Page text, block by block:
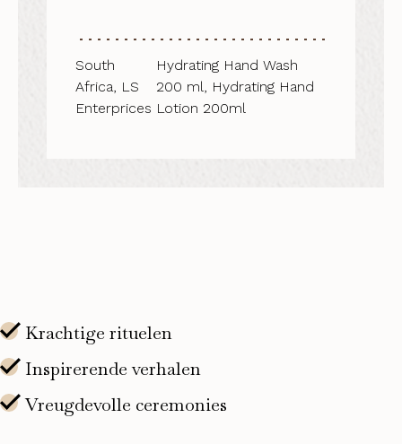
South
Africa, LS
Enterprices
Hydrating Hand Wash
200 ml, Hydrating Hand
Lotion 200ml